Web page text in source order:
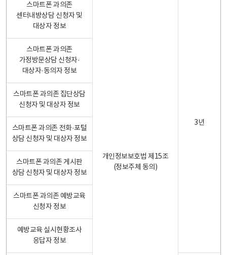
개인정보보호법 제15조
(정보주체 동의)
스마트폰 과의존
센터내방상담 신청자 및
대상자 정보
3년
스마트폰 과의존
가정방문상담 신청자·
대상자·동의자 정보
스마트폰 과의존 집단상담
신청자 및 대상자 정보
스마트폰 과의존 전화·포털
상담 신청자 및 대상자 정보
스마트폰 과의존 게시판
상담 신청자 및 대상자 정보
스마트폰 과의존 예방교육
신청자 정보
예방교육 실시현황조사
응답자 정보